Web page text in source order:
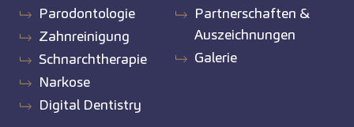
Parodontologie
Zahnreinigung
Schnarchtherapie
Narkose
Digital Dentistry
Partnerschaften &
Auszeichnungen
Galerie